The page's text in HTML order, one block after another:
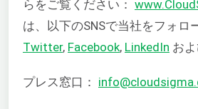
らをご覧ください：
は、以下のSNSで当社をフォロ
Twitter, Facebook, LinkedIn お
プレス窓口：